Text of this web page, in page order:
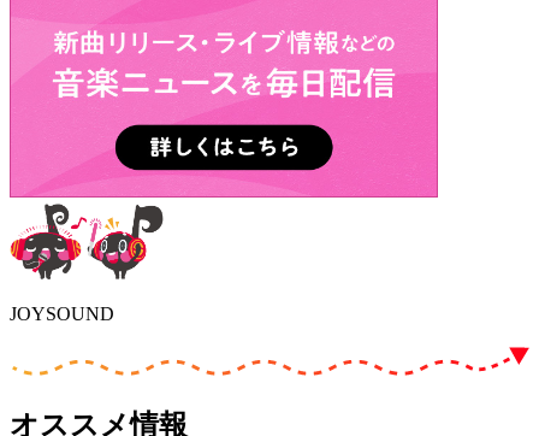
JOYSOUND
オススメ情報